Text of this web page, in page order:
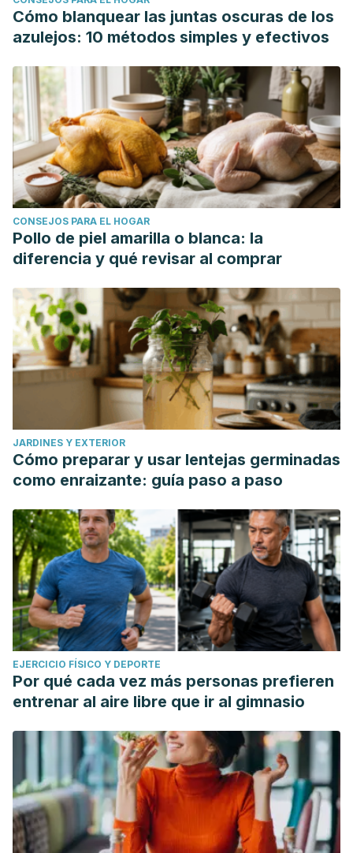
Cómo blanquear las juntas oscuras de los
azulejos: 10 métodos simples y efectivos
CONSEJOS PARA EL HOGAR
Pollo de piel amarilla o blanca: la
diferencia y qué revisar al comprar
JARDINES Y EXTERIOR
Cómo preparar y usar lentejas germinadas
como enraizante: guía paso a paso
EJERCICIO FÍSICO Y DEPORTE
Por qué cada vez más personas prefieren
entrenar al aire libre que ir al gimnasio